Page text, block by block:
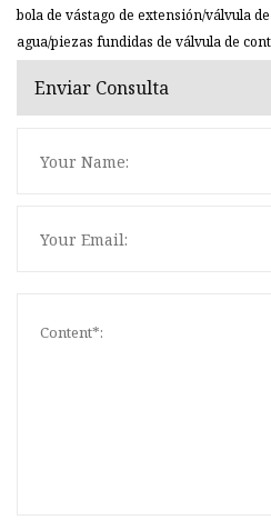
bola de vástago de extensión/válvula
agua/piezas fundidas de válvula de
Enviar Consulta